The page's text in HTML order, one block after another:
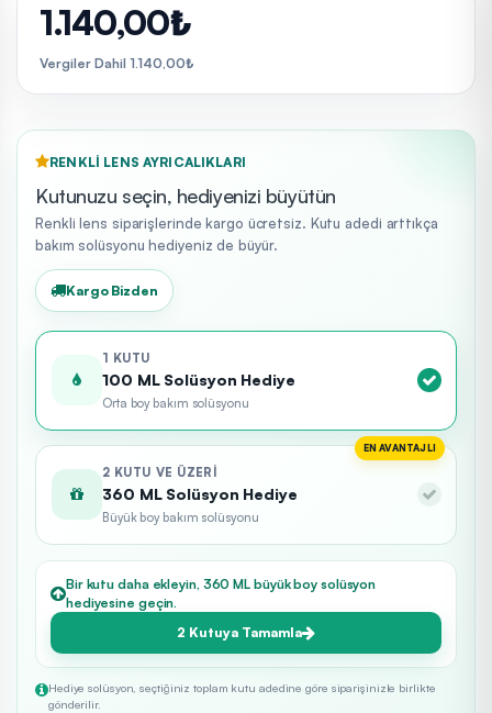
1.140,00₺
Vergiler Dahil 1.140,00₺
RENKLI LENS AYRICALIKLARI
Kutunuzu seçin, hediyenizi büyütün
Renkli lens siparişlerinde kargo ücretsiz. Kutu adedi arttıkça
bakım solüsyonu hediyeniz de büyür.
Kargo Bizden
1 KUTU
100 ML Solüsyon Hediye
Orta boy bakım solüsyonu
EN AVANTAJLI
2 KUTU VE ÜZERI
360 ML Solüsyon Hediye
Büyük boy bakım solüsyonu
Bir kutu daha ekleyin, 360 ML büyük boy solüsyon
hediyesine geçin.
2 Kutuya Tamamla
Hediye solüsyon, seçtiğiniz toplam kutu adedine göre siparişinizle birlikte
gönderilir.